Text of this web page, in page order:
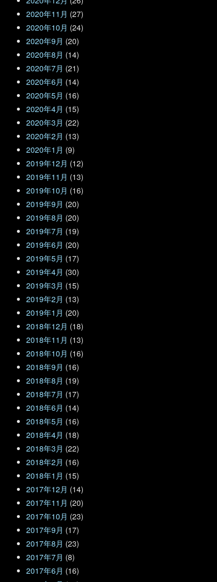
2020年11月 (27)
2020年10月 (24)
2020年9月 (20)
2020年8月 (14)
2020年7月 (21)
2020年6月 (14)
2020年5月 (16)
2020年4月 (15)
2020年3月 (22)
2020年2月 (13)
2020年1月 (9)
2019年12月 (12)
2019年11月 (13)
2019年10月 (16)
2019年9月 (20)
2019年8月 (20)
2019年7月 (19)
2019年6月 (20)
2019年5月 (17)
2019年4月 (30)
2019年3月 (15)
2019年2月 (13)
2019年1月 (20)
2018年12月 (18)
2018年11月 (13)
2018年10月 (16)
2018年9月 (16)
2018年8月 (19)
2018年7月 (17)
2018年6月 (14)
2018年5月 (16)
2018年4月 (18)
2018年3月 (22)
2018年2月 (16)
2018年1月 (15)
2017年12月 (14)
2017年11月 (20)
2017年10月 (23)
2017年9月 (17)
2017年8月 (23)
2017年7月 (8)
2017年6月 (16)